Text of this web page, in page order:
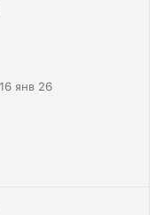
янв 26